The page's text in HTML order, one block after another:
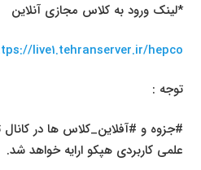
*لینک ورود به کلاس مجازی آنلاین
live1.tehranserver.ir/hepco
توجه :
#جزوه و #آفلاین_کلاس ها در
علمی کاربردی هپکو ارایه خواهد شد.